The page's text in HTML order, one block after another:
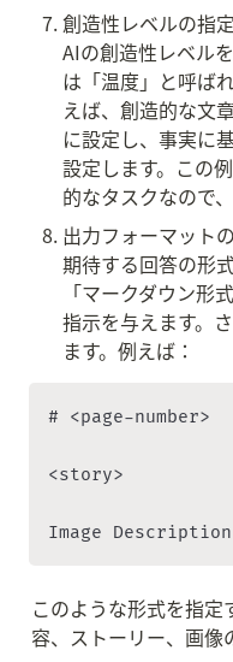
創造性レベルの指定
AIの創造性レベル
は「温度」と呼ば
えば、創造的な文
に設定し、事実に
設定します。この
的なタスクなので
出力フォーマット
期待する回答の形
「マークダウン形
指示を与えます。
ます。例えば：
# <page-number>
<story>
Image
このような形式を指
容、ストーリー、画像